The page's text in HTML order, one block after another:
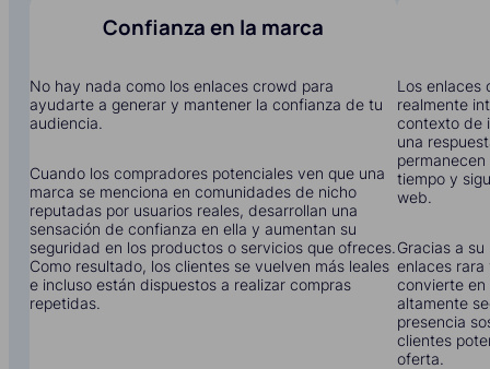
Confianza en la marca
No hay nada como los enlaces crowd para
ayudarte a generar y mantener la confianza de tu
audiencia.
Cuando los compradores potenciales ven que una
marca se menciona en comunidades de nicho
reputadas por usuarios reales, desarrollan una
sensación de confianza en ella y aumentan su
seguridad en los productos o servicios que ofreces.
Como resultado, los clientes se vuelven más leales
e incluso están dispuestos a realizar compras
repetidas.
Los enlaces
realmente
contexto de
una
tiempo y
web.
Gracias a
enlaces rara
convierte en
altamente
presencia
clientes
oferta.